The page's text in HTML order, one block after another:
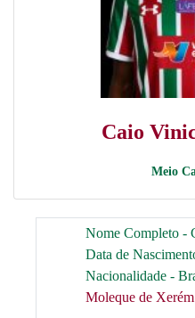
Caio
Meio
Nome Completo -
Data de
Nacionalidade -
Moleque de Xerém